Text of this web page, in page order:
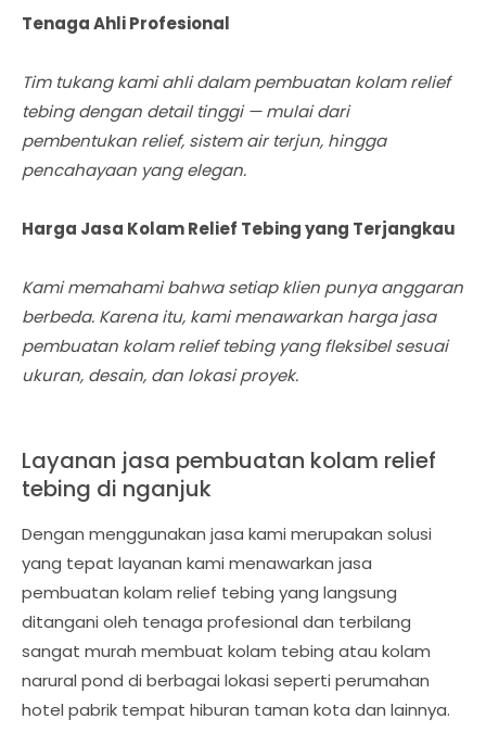
Tenaga Ahli Profesional
Tim tukang kami ahli dalam pembuatan kolam relief
tebing dengan detail tinggi — mulai dari
pembentukan relief, sistem air terjun, hingga
pencahayaan yang elegan.
Harga Jasa Kolam Relief Tebing yang Terjangkau
Kami memahami bahwa setiap klien punya anggaran
berbeda. Karena itu, kami menawarkan harga jasa
pembuatan kolam relief tebing yang fleksibel sesuai
ukuran, desain, dan lokasi proyek.
Layanan jasa pembuatan kolam relief
tebing di nganjuk
Dengan menggunakan jasa kami merupakan solusi
yang tepat layanan kami menawarkan jasa
pembuatan kolam relief tebing yang langsung
ditangani oleh tenaga profesional dan terbilang
sangat murah membuat kolam tebing atau kolam
narural pond di berbagai lokasi seperti perumahan
hotel pabrik tempat hiburan taman kota dan lainnya.